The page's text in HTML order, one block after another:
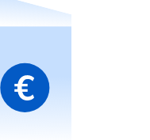
regalo de tus
de tarjetas regalo